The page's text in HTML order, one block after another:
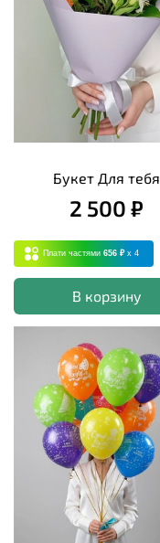
Букет Для тебя
2 500 ₽
Плати частями 656 ₽ x 4
В корзину